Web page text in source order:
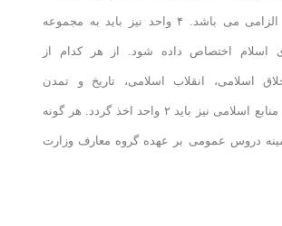
واحد شامل دروس الزامی می باشد. ۴ واحد نیز باید به مجموعه
اسلام اختصاص داده شود. از هر کدام از
اسلامی، انقلاب اسلامی، تاریخ و تمدن
اسلامی و آشنایی با منابع اسلامی نیز باید ۲ واحد اخذ گردد. هر گونه
دروس عمومی بر عهده گروه معارف وزارت